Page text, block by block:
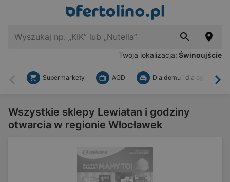
Twoja lokalizacja: Świnoujście
Wstecz
Supermarkety AGD Dla domu i dla ogrodu
Wszystkie sklepy Lewiatan i godziny
otwarcia w regionie Włocławek